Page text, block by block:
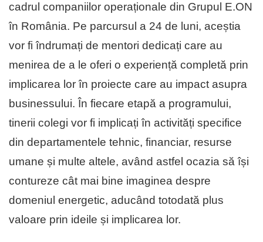
cadrul companiilor operaționale din Grupul E.ON
în România. Pe parcursul a 24 de luni, aceștia
vor fi îndrumați de mentori dedicați care au
menirea de a le oferi o experiență completă prin
implicarea lor în proiecte care au impact asupra
businessului. În fiecare etapă a programului,
tinerii colegi vor fi implicați în activități specifice
din departamentele tehnic, financiar, resurse
umane și multe altele, având astfel ocazia să își
contureze cât mai bine imaginea despre
domeniul energetic, aducând totodată plus
valoare prin ideile și implicarea lor.